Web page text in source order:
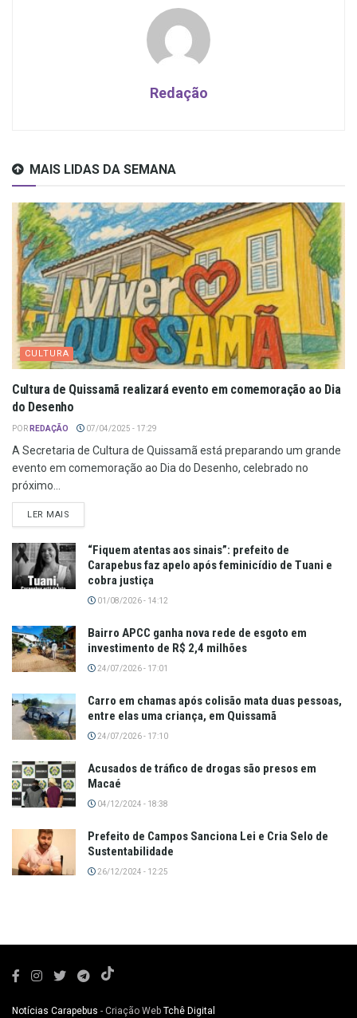
Redação
MAIS LIDAS DA SEMANA
CULTURA
Cultura de Quissamã realizará evento em comemoração ao Dia
do Desenho
POR REDAÇÃO 07/04/2025 - 17:29
A Secretaria de Cultura de Quissamã está preparando um grande
evento em comemoração ao Dia do Desenho, celebrado no
próximo...
LER MAIS
“Fiquem atentas aos sinais”: prefeito de
Carapebus faz apelo após feminicídio de Tuani e
cobra justiça
01/08/2026 - 14:12
Bairro APCC ganha nova rede de esgoto em
investimento de R$ 2,4 milhões
24/07/2026 - 17:01
Carro em chamas após colisão mata duas pessoas,
entre elas uma criança, em Quissamã
24/07/2026 - 17:10
Acusados de tráfico de drogas são presos em
Macaé
04/12/2024 - 18:38
Prefeito de Campos Sanciona Lei e Cria Selo de
Sustentabilidade
26/12/2024 - 12:25
Notícias Carapebus - Criação Web Tchê Digital